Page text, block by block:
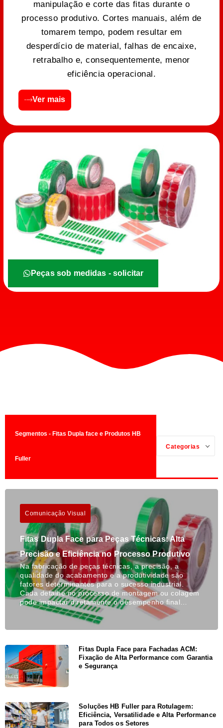
manipulação e corte das fitas durante o
processo produtivo. Cortes manuais, além de
tomarem tempo, podem resultar em
desperdício de material, falhas de encaixe,
retrabalho e, consequentemente, menor
eficiência operacional.
Ver mais
Peças sob medidas - solicitar
Segmentos - Fitas Dupla face e Produtos HB
Fuller
Categorias
Comunicação Visual
Fitas Dupla Face para Peças Técnicas: Alta
Precisão e Eficiência no Processo Produtivo
Na fabricação de peças técnicas, a precisão, a
qualidade do acabamento e a produtividade são
fatores determinantes para o sucesso industrial.
Cada detalhe no processo de montagem ou colagem
pode impactar diretamente o desempenho final…
Fitas Dupla Face para Fachadas ACM:
Fixação de Alta Performance com Garantia
e Segurança
Soluções HB Fuller para Rotulagem:
Eficiência, Versatilidade e Alta Performance
para Todos os Setores